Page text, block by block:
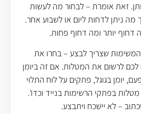
זאת אומרת – לבחור מה לעשות
ניתן לדחות ליום או לשבוע אחר.
דחוף יותר ומה דחוף פחות.
שצריך לבצע – בחרו את
לכם לרשום את המטלות. אם זה ביומן
יומן בגוגל, פתקים על לוח התלוי
בפתקי הרשימות בנייד וכדו'.
– לא יישכח ויתבצע.